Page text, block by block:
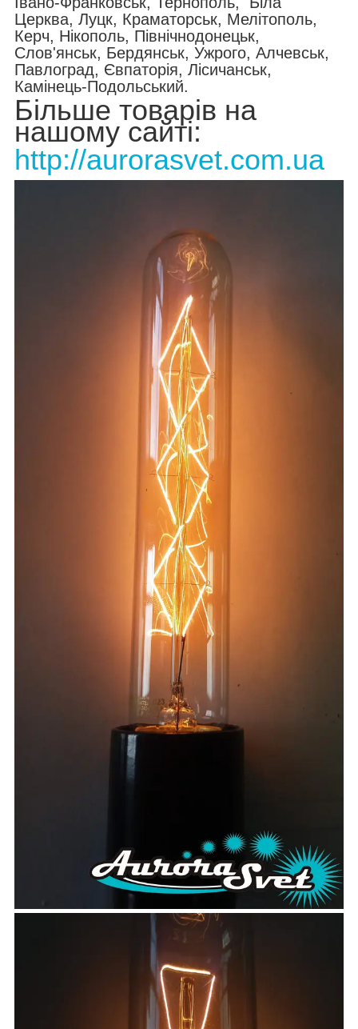
Церква, Луцк, Краматорськ, Мелітополь,
Керч, Нікополь, Північнодонецьк,
Слов'янськ, Бердянськ, Ужрого, Алчевськ,
Павлоград, Євпаторія, Лісичанськ,
Камінець-Подольський.
Більше товарів на
нашому сайті:
http://aurorasvet.com.ua